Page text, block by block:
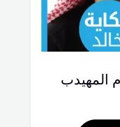
المهيدب